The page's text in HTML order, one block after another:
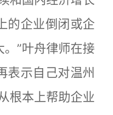
的企业倒闭或企
”叶舟律师在接
表示自己对温州
根本上帮助企业